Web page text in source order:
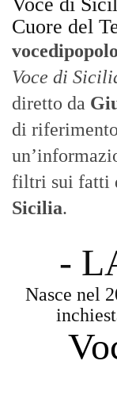
Cuore del
Voce di
diretto da
di
filtri sui fatti
Sicilia.
-
Nasce nel